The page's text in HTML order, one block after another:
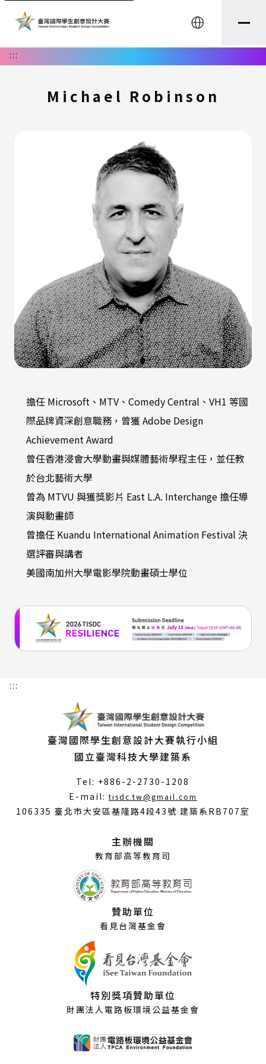
English
:::
Michael Robinson
擔任 Microsoft、MTV、Comedy Central、VH1 等國
際品牌資深創意職務，曾獲 Adobe Design
Achievement Award
曾任香港浸會大學動畫與媒體藝術學程主任，並任教
於台北藝術大學
曾為 MTVU 與獲獎影片 East L.A. Interchange 擔任導
演與動畫師
曾擔任 Kuandu International Animation Festival 決
選評審與講者
美國南加州大學電影學院動畫碩士學位
:::
臺灣國際學生創意設計大賽執行小組
國立臺灣科技大學建築系
Tel: +886-2-2730-1208
E-mail:tisdc.tw@gmail.com
開
106335 臺北市大安區基隆路4段43號 建築系RB707室
主辦機關
教育部高等教育司
贊助單位
看見台灣基金會
特別獎項贊助單位
財團法人電路板環境公益基金會